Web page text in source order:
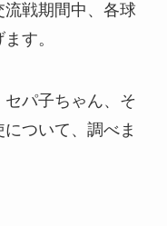
戦期間中、各球
す。
パ子ちゃん、そ
ついて、調べま